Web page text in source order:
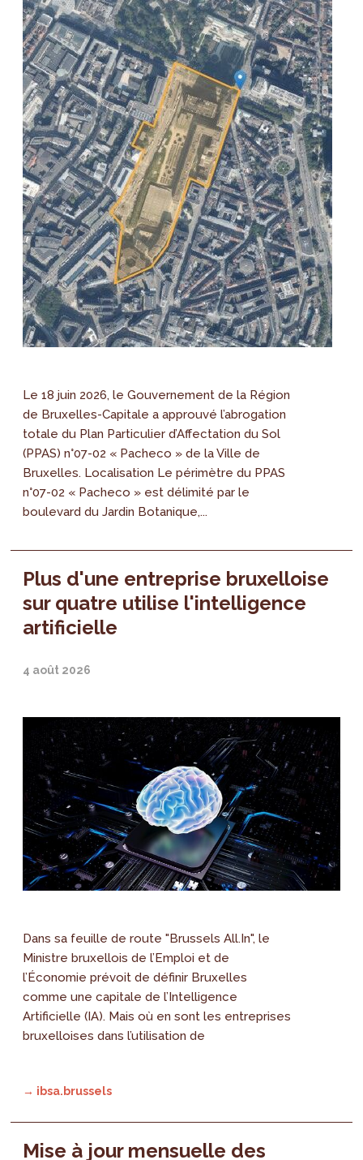
Le 18 juin 2026, le Gouvernement de la Région
de Bruxelles-Capitale a approuvé l’abrogation
totale du Plan Particulier d’Affectation du Sol
(PPAS) n°07-02 « Pacheco » de la Ville de
Bruxelles. Localisation Le périmètre du PPAS
n°07-02 « Pacheco » est délimité par le
boulevard du Jardin Botanique,...
Plus d'une entreprise bruxelloise
sur quatre utilise l'intelligence
artificielle
4 août 2026
Dans sa feuille de route "Brussels All.In", le
Ministre bruxellois de l’Emploi et de
l’Économie prévoit de définir Bruxelles
comme une capitale de l’Intelligence
Artificielle (IA). Mais où en sont les entreprises
bruxelloises dans l’utilisation de
→ ibsa.brussels
Mise à jour mensuelle des